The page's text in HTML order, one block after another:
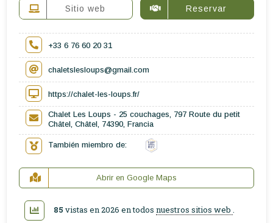
Sitio web Reservar
+33 6 76 60 20 31
chaletslesloups@gmail.com
https://chalet-les-loups.fr/
Chalet Les Loups - 25 couchages, 797 Route du petit
Châtel, Châtel, 74390, Francia
También miembro de:
Abrir en Google Maps
85 vistas en 2026 en todos nuestros sitios web .